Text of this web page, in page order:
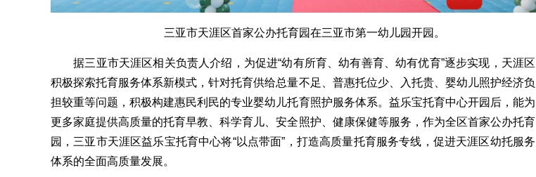
三亚市天涯区首家公办托育园在三亚市第一幼儿园开园。
据三亚市天涯区相关负责人介绍，为促进“幼有所育、幼有善育、幼有优育”逐步实现，天涯区
积极探索托育服务体系新模式，针对托育供给总量不足、普惠托位少、入托贵、婴幼儿照护经济负
担较重等问题，积极构建惠民利民的专业婴幼儿托育照护服务体系。益乐宝托育中心开园后，能为
更多家庭提供高质量的托育早教、科学育儿、安全照护、健康保健等服务，作为全区首家公办托育
园，三亚市天涯区益乐宝托育中心将“以点带面”，打造高质量托育服务专线，促进天涯区幼托服务
体系的全面高质量发展。